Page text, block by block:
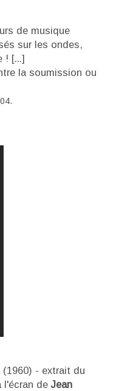
de musique
sur les ondes,
! [...]
la soumission ou
(1960) - extrait du
l'écran deJean